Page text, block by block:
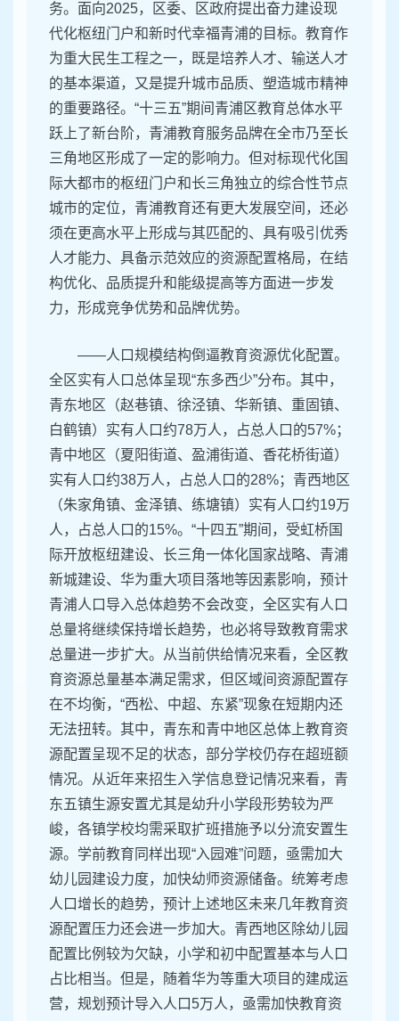
务。面向2025，区委、区政府提出奋力建设现
代化枢纽门户和新时代幸福青浦的目标。教育作
为重大民生工程之一，既是培养人才、输送人才
的基本渠道，又是提升城市品质、塑造城市精神
的重要路径。“十三五”期间青浦区教育总体水平
跃上了新台阶，青浦教育服务品牌在全市乃至长
三角地区形成了一定的影响力。但对标现代化国
际大都市的枢纽门户和长三角独立的综合性节点
城市的定位，青浦教育还有更大发展空间，还必
须在更高水平上形成与其匹配的、具有吸引优秀
人才能力、具备示范效应的资源配置格局，在结
构优化、品质提升和能级提高等方面进一步发
力，形成竞争优势和品牌优势。
——人口规模结构倒逼教育资源优化配置。
全区实有人口总体呈现“东多西少”分布。其中，
青东地区（赵巷镇、徐泾镇、华新镇、重固镇、
白鹤镇）实有人口约78万人，占总人口的57%；
青中地区（夏阳街道、盈浦街道、香花桥街道）
实有人口约38万人，占总人口的28%；青西地区
（朱家角镇、金泽镇、练塘镇）实有人口约19万
人，占总人口的15%。“十四五”期间，受虹桥国
际开放枢纽建设、长三角一体化国家战略、青浦
新城建设、华为重大项目落地等因素影响，预计
青浦人口导入总体趋势不会改变，全区实有人口
总量将继续保持增长趋势，也必将导致教育需求
总量进一步扩大。从当前供给情况来看，全区教
育资源总量基本满足需求，但区域间资源配置存
在不均衡，“西松、中超、东紧”现象在短期内还
无法扭转。其中，青东和青中地区总体上教育资
源配置呈现不足的状态，部分学校仍存在超班额
情况。从近年来招生入学信息登记情况来看，青
东五镇生源安置尤其是幼升小学段形势较为严
峻，各镇学校均需采取扩班措施予以分流安置生
源。学前教育同样出现“入园难”问题，亟需加大
幼儿园建设力度，加快幼师资源储备。统筹考虑
人口增长的趋势，预计上述地区未来几年教育资
源配置压力还会进一步加大。青西地区除幼儿园
配置比例较为欠缺，小学和初中配置基本与人口
占比相当。但是，随着华为等重大项目的建成运
营，规划预计导入人口5万人，亟需加快教育资